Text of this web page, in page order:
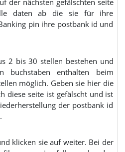
daten ab die sie für ihre
pin ihre postbank id und
2 bis 30 stellen bestehen und
buchstaben enthalten beim
möglich. Geben sie hier die
diese seite ist gefälscht und ist
der postbank id
klicken sie auf weiter. Bei der